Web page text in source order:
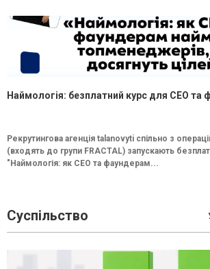
Наймологія: безплатний курс для CEO та
Рекрутингова агенція talanovyti спільно з
(входять до групи FRACTAL) запускають
"Наймологія: як СEO та фаундерам...
Суспільство